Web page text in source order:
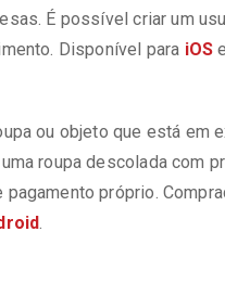
É possível criar um
Disponível para iOS e
ou objeto que está em
roupa descolada com
pagamento próprio.
.